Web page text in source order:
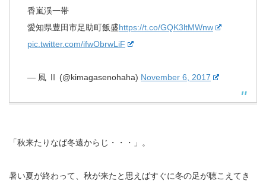
香嵐渓一帯
愛知県豊田市足助町飯盛https://t.co/GQK3ltMWnw
pic.twitter.com/ifwObrwLiF
— 風 Ⅱ (@kimagasenohaha) November 6, 2017
「秋来たりなば冬遠からじ・・・」。
暑い夏が終わって、秋が来たと思えばすぐに冬の足が聴こえてき